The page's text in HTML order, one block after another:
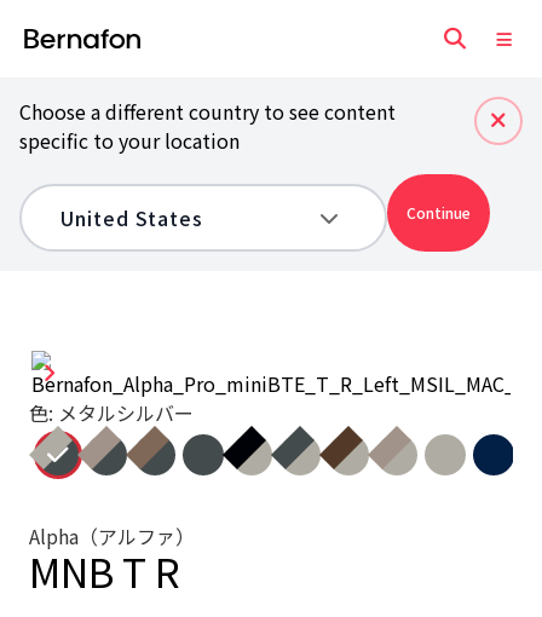
Choose a different country to see content
specific to your location
Continue
色: メタルシルバー
Alpha（アルファ）
MNB T R